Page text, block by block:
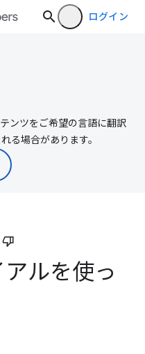
ログイン
ンツをご希望の言語に翻訳
る場合があります。
ルを使っ